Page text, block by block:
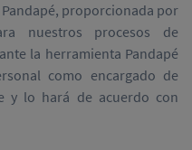
proporcionada por
nuestros procesos de
la herramienta Pandapé
como encargado de
y lo hará de acuerdo con